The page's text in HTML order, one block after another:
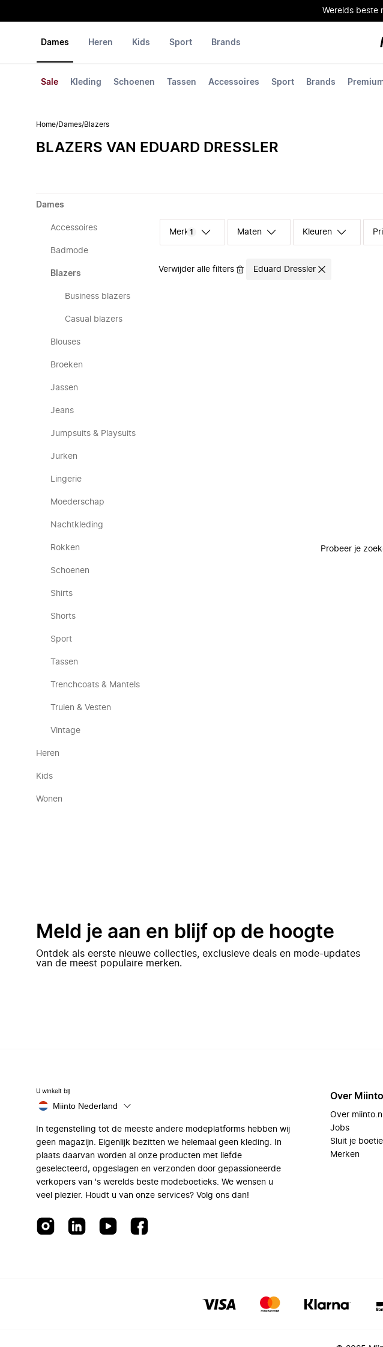
Werelds beste
Dames
Sale Kleding Schoenen Tassen Accessoires Sport Brands
Heren Kids Sport Brands
Home/Dames/Blazers
BLAZERS VAN EDUARD DRESSLER
Dames
Accessoires
Badmode
Blazers
Business blazers
Casual blazers
Blouses
Broeken
Jassen
Jeans
Jumpsuits & Playsuits
Jurken
Lingerie
Moederschap
Nachtkleding
Rokken
Schoenen
Shirts
Shorts
Sport
Tassen
Trenchcoats & Mantels
Truien & Vesten
Vintage
Heren
Kids
Wonen
Merk 1 Maten Kleuren
Verwijder alle filters Eduard Dressler
Probeer je
Meld je aan en blijf op de hoogte
Ontdek als eerste nieuwe collecties, exclusieve deals en mode-updates
van de meest populaire merken.
U winkelt bij
Miinto Nederland
In tegenstelling tot de meeste andere modeplatforms hebben wij
geen magazijn. Eigenlijk bezitten we helemaal geen kleding. In
plaats daarvan worden al onze producten met liefde
geselecteerd, opgeslagen en verzonden door gepassioneerde
verkopers van 's werelds beste modeboetieks. We wensen u
veel plezier. Houdt u van onze services? Volg ons dan!
Over Miinto
Over miinto.nl
Jobs
Sluit je
Merken